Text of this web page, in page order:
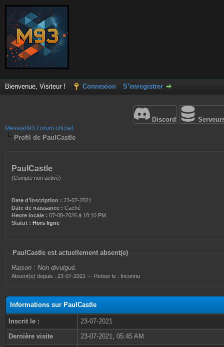
Bienvenue, Visiteur ! Connexion S’enregistrer
Discord
Messiah93 Forum officiel
Profil de PaulCastle
PaulCastle
(Compte non activé)
Date d’inscription : 23-07-2021
Date de naissance : Caché
Heure locale : 07-08-2026 à 18:10 PM
Statut : Hors ligne
PaulCastle est actuellement absent(e)
Raison : Non divulgué.
Absent(e) depuis : 23-07-2021 — Retour le : Inconnu
Informations sur PaulCastle
Inscrit le :
23-07-2021
Dernière visite
23-07-2021, 05:45 AM